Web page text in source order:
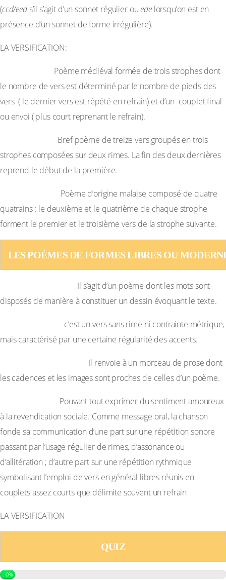
(ccd/eeds’il s’agit d’un sonnet régulier ouedelorsqu’on est en
présence d’un sonnet de forme irrégulière).
LA VERSIFICATION:
Poème médiéval formée de trois strophes dont
le nombre de vers est déterminé par le nombre de pieds des
vers ( le dernier vers est répété en refrain) et d’un couplet final
ou envoi ( plus court reprenant le refrain).
Bref poème de treize vers groupés en trois
strophes composées sur deux rimes. La fin des deux dernières
reprend le début de la première.
Poème d’origine malaise composé de quatre
quatrains : le deuxième et le quatrième de chaque strophe
forment le premier et le troisième vers de la strophe suivante.
LES POÈMES DE FORMES LIBRES OU
Il s’agit d’un poème dont les mots sont
disposés de manière à constituer un dessin évoquant le texte.
c’est un vers sans rime ni contrainte métrique,
mais caractérisé par une certaine régularité des accents.
Il renvoie à un morceau de prose dont
les cadences et les images sont proches de celles d’un poème.
Pouvant tout exprimer du sentiment amoureux
à la revendication sociale. Comme message oral, la chanson
fonde sa communication d’une part sur une répétition sonore
passant par l’usage régulier de rimes, d’assonance ou
d’allitération ; d’autre part sur une répétition rythmique
symbolisant l’emploi de vers en général libres réunis en
couplets assez courts que délimite souvent un refrain
LA VERSIFICATION
QUIZ
0%